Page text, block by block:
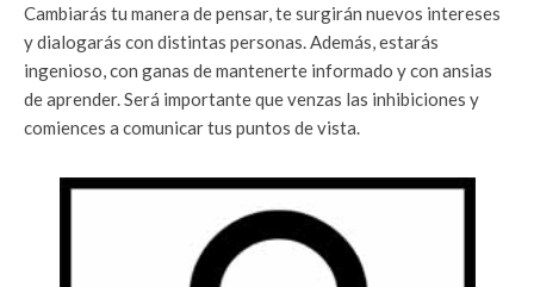
Cambiarás tu manera de pensar, te surgirán nuevos intereses
y dialogarás con distintas personas. Además, estarás
ingenioso, con ganas de mantenerte informado y con ansias
de aprender. Será importante que venzas las inhibiciones y
comiences a comunicar tus puntos de vista.